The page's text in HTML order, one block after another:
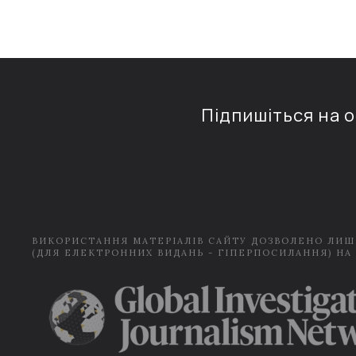
Підпишіться на
ВИКОРИСТАННЯ МАТЕРІАЛІВ САЙТУ ДОЗВОЛЕНО
(ДЛЯ ЕЛЕКТРОННИХ ВИДАНЬ - ГІПЕРПОСИЛАННЯ) НА